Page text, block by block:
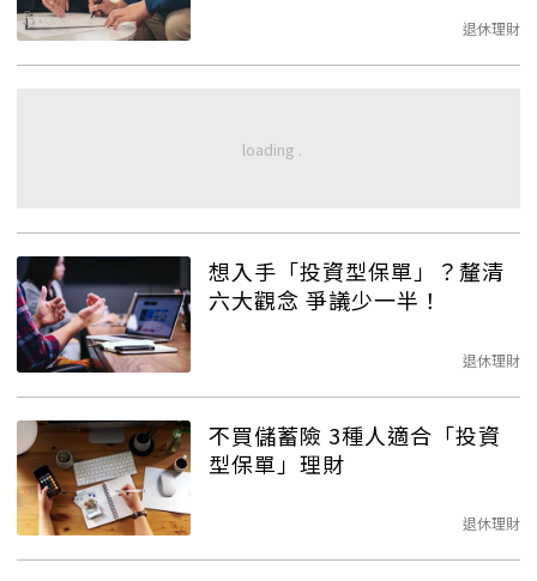
退休理財
想入手「投資型保單」？釐清
六大觀念 爭議少一半！
退休理財
不買儲蓄險 3種人適合「投資
型保單」理財
退休理財